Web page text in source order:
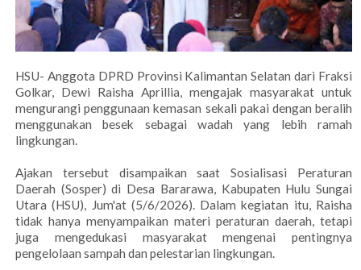
HSU- Anggota DPRD Provinsi Kalimantan Selatan dari Fraksi
Golkar, Dewi Raisha Aprillia, mengajak masyarakat untuk
mengurangi penggunaan kemasan sekali pakai dengan beralih
menggunakan besek sebagai wadah yang lebih ramah
lingkungan.
Ajakan tersebut disampaikan saat Sosialisasi Peraturan
Daerah (Sosper) di Desa Bararawa, Kabupaten Hulu Sungai
Utara (HSU), Jum'at (5/6/2026). Dalam kegiatan itu, Raisha
tidak hanya menyampaikan materi peraturan daerah, tetapi
juga mengedukasi masyarakat mengenai pentingnya
pengelolaan sampah dan pelestarian lingkungan.